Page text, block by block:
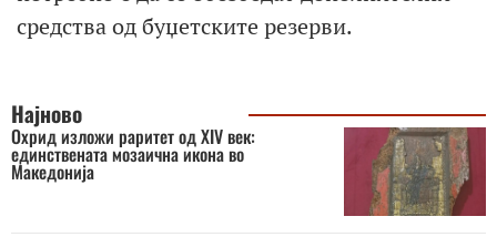
средства од буџетските резерви.
Најново
Охрид изложи раритет од XIV век:
единствената мозаична икона во
Македонија